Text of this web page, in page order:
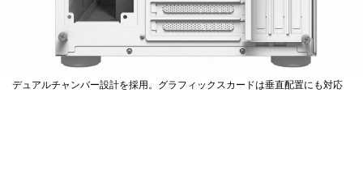
デュアルチャンバー設計を採用。グラフィックスカードは垂直配置にも対応